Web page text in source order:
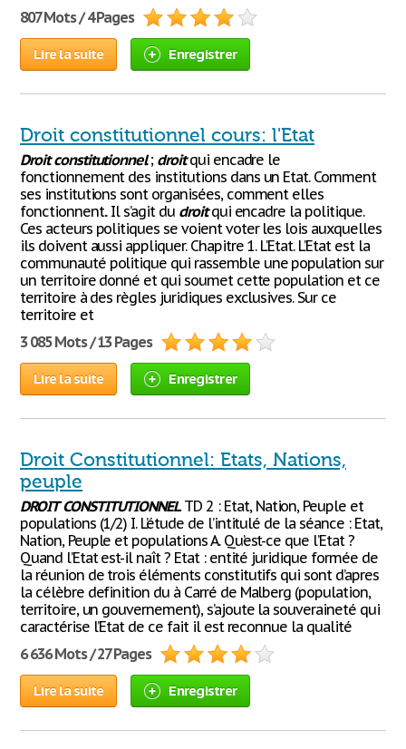
807 Mots / 4 Pages
Lire la suite Enregistrer
Droit constitutionnel cours: l'Etat
Droit constitutionnel; droitqui encadre le
fonctionnement des institutions dans un Etat. Comment
ses institutions sont organisées, comment elles
fonctionnent.. Il s’agit du droitqui encadre la politique.
Ces acteurs politiques se voient voter les lois auxquelles
ils doivent aussi appliquer. Chapitre 1. L’Etat. L’Etat est la
communauté politique qui rassemble une population sur
un territoire donné et qui soumet cette population et ce
territoire à des règles juridiques exclusives. Sur ce
territoire et
3 085 Mots / 13 Pages
Lire la suite Enregistrer
Droit Constitutionnel: Etats, Nations,
peuple
DROITCONSTITUTIONNELTD 2 : Etat, Nation, Peuple et
populations (1/2) I. L’étude de l’intitulé de la séance : Etat,
Nation, Peuple et populations A. Qu’est-ce que l’Etat ?
Quand l’Etat est-il naît ? Etat : entité juridique formée de
la réunion de trois éléments constitutifs qui sont d’apres
la célèbre definition du à Carré de Malberg (population,
territoire, un gouvernement), s’ajoute la souveraineté qui
caractérise l’Etat de ce fait il est reconnue la qualité
6 636 Mots / 27 Pages
Lire la suite Enregistrer